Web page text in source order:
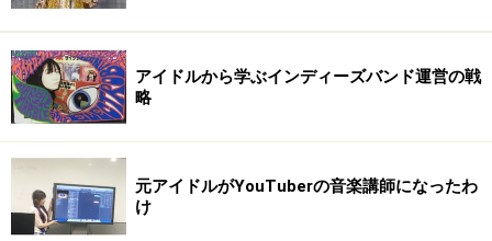
アイドルから学ぶインディーズバンド運営の戦
略
元アイドルがYouTuberの音楽講師になったわ
け